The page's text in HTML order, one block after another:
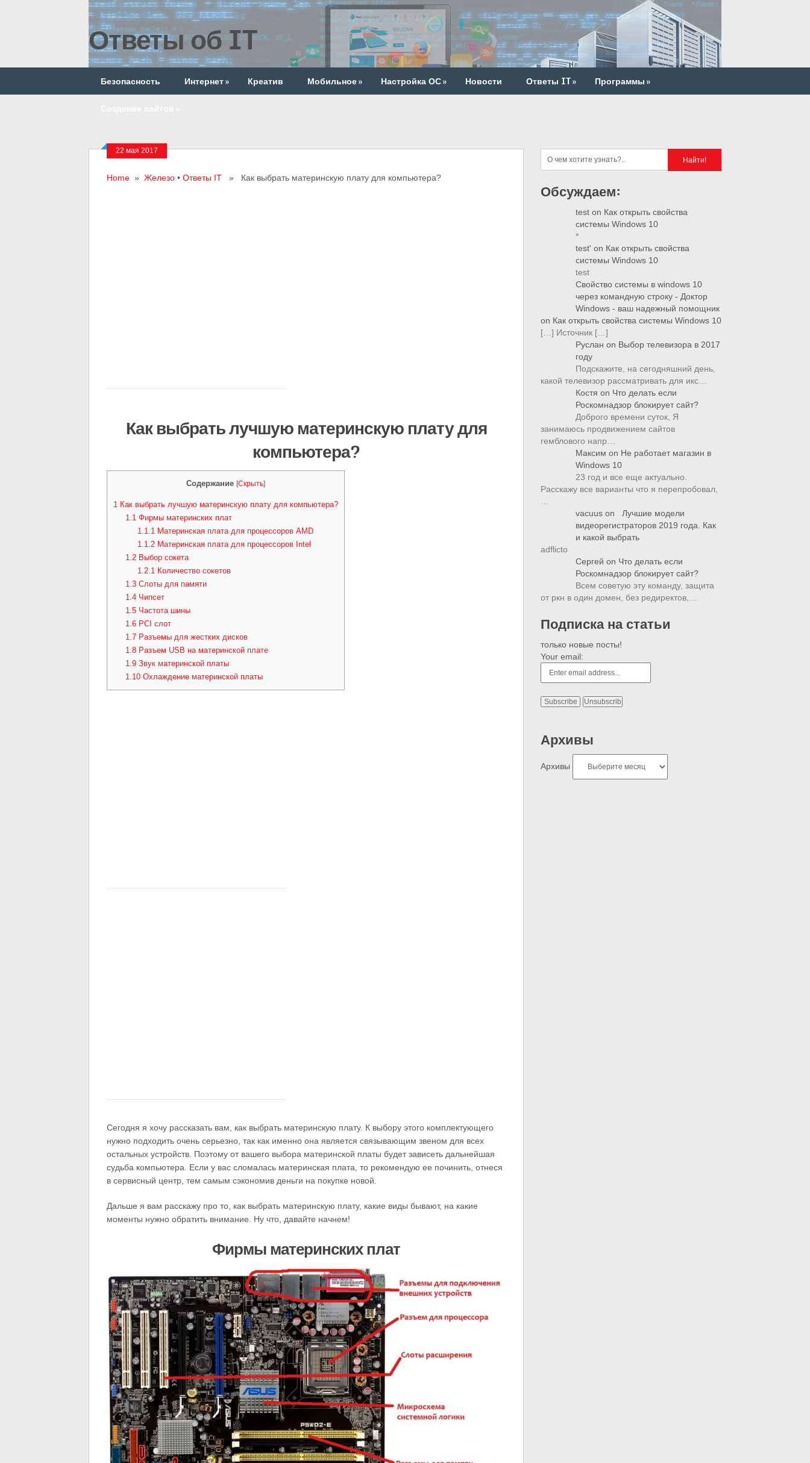
Ответы об IT
Безопасность Интернет» Креатив Мобильное» Настройка ОС» Новости Ответы IT» Программы»
22 мая 2017
Home» Железо• Ответы IT» Как выбрать материнскую плату для компьютера?
Как выбрать лучшую материнскую плату для
компьютера?
Содержание [Скрыть]
1Как выбрать лучшую материнскую плату для компьютера?
1.1Фирмы материнских плат
1.1.1Материнская плата для процессоров AMD
1.1.2Материнская плата для процессоров Intel
1.2Выбор сокета
1.2.1Количество сокетов
1.3Слоты для памяти
1.4Чипсет
1.5Частота шины
1.6PCI слот
1.7Разъемы для жестких дисков
1.8Разъем USB на материнской плате
1.9Звук материнской платы
1.10Охлаждение материнской платы
Сегодня я хочу рассказать вам, как выбрать материнскую плату. К выбору этого комплектующего
нужно подходить очень серьезно, так как именно она является связывающим звеном для всех
остальных устройств. Поэтому от вашего выбора материнской платы будет зависеть дальнейшая
судьба компьютера. Если у вас сломалась материнская плата, то рекомендую ее починить, отнеся
в сервисный центр, тем самым сэкономив деньги на покупке новой.
Дальше я вам расскажу про то, как выбрать материнскую плату, какие виды бывают, на какие
моменты нужно обратить внимание. Ну что, давайте начнем!
Фирмы материнских плат
Обсуждаем:
test on Как открыть свойства
системы Windows 10
*
test' on Как открыть свойства
системы Windows 10
test
Свойство системы в windows 10
через командную строку - Доктор
Windows - ваш надежный помощник
on Как открыть свойства системы Windows 10
[…] Источник […]
Руслан on Выбор телевизора в 2017
году
Подскажите, на сегодняшний день,
какой телевизор рассматривать для икс…
Костя on Что делать если
Роскомнадзор блокирует сайт?
Доброго времени суток, Я
занимаюсь продвижением сайтов
гемблового напр…
Максим on Не работает магазин в
Windows 10
23 год и все еще актуально.
Расскажу все варианты что я перепробовал,
vacuus on
Лучшие модели
видеорегистраторов 2019 года. Как
и какой выбрать
adflicto
Сергей on Что делать если
Роскомнадзор блокирует сайт?
Всем советую эту команду, защита
от ркн в один домен, без редиректов,…
Подписка на статьи
только новые посты!
Your email:
Архивы
Архивы